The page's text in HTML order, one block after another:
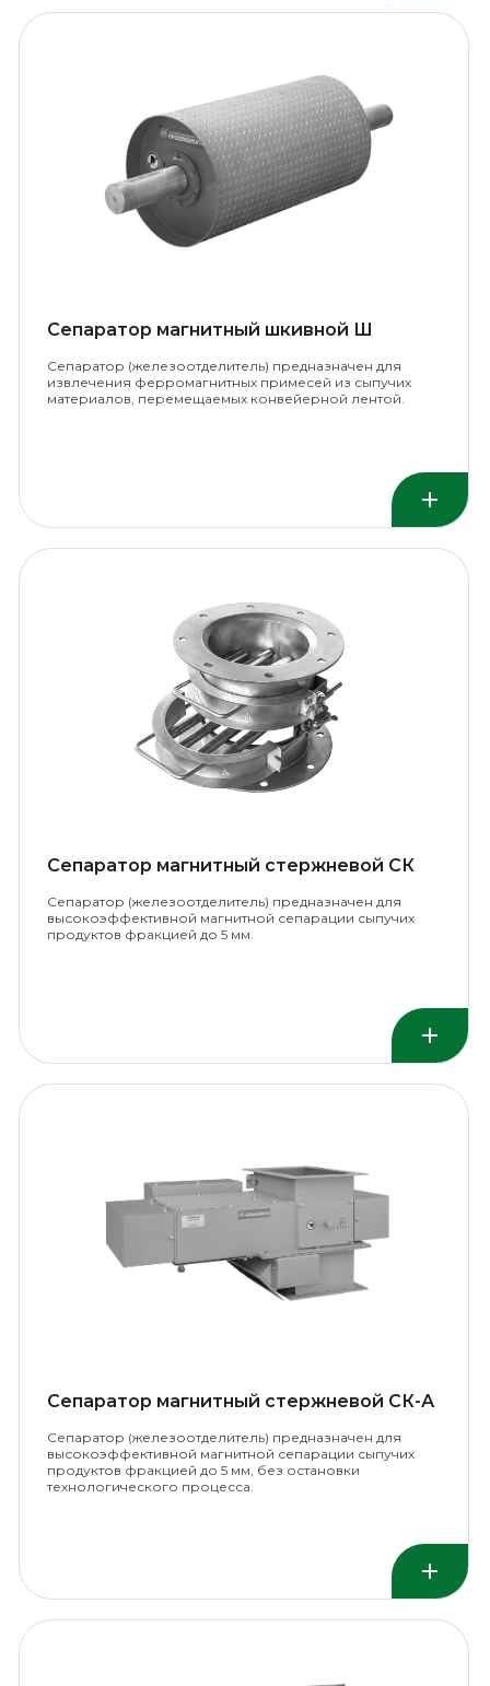
Сепаратор магнитный шкивной Ш
Сепаратор (железоотделитель) предназначен для
извлечения ферромагнитных примесей из сыпучих
материалов, перемещаемых конвейерной лентой.
Сепаратор магнитный стержневой СК
Сепаратор (железоотделитель) предназначен для
высокоэффективной магнитной сепарации сыпучих
продуктов фракцией до 5 мм.
Сепаратор магнитный стержневой СК-А
Сепаратор (железоотделитель) предназначен для
высокоэффективной магнитной сепарации сыпучих
продуктов фракцией до 5 мм, без остановки
технологического процесса.